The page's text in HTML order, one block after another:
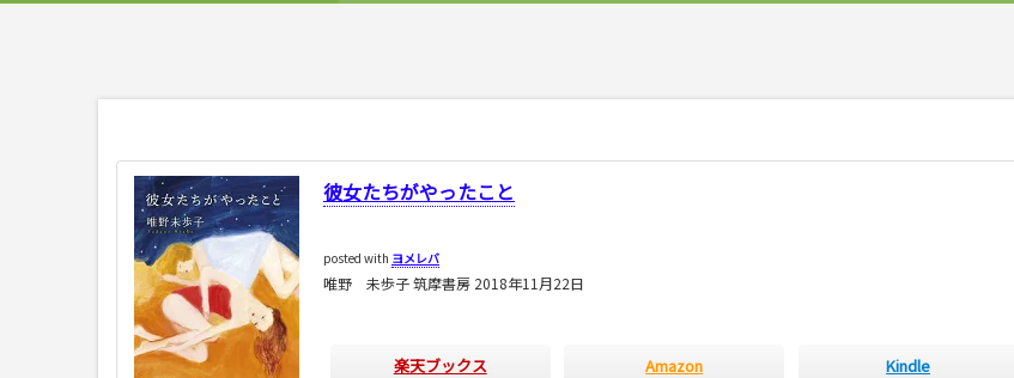
彼女たちがやったこと
posted with ヨメレバ
唯野 未歩子 筑摩書房 2018年11月22日
楽天ブックス Amazon Kindle